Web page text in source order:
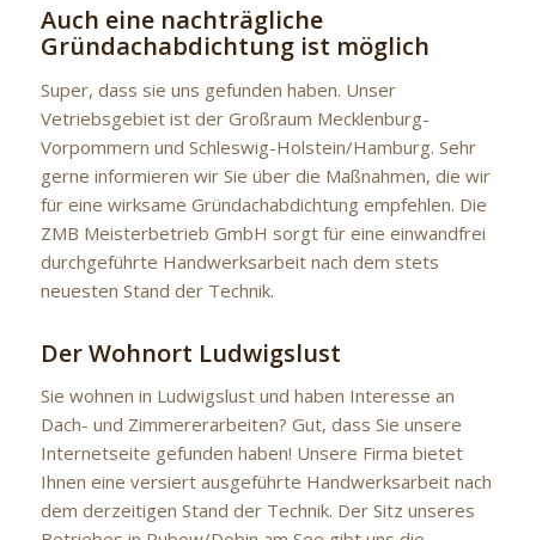
Auch eine nachträgliche
Gründachabdichtung ist möglich
Super, dass sie uns gefunden haben. Unser
Vetriebsgebiet ist der Großraum Mecklenburg-
Vorpommern und Schleswig-Holstein/Hamburg. Sehr
gerne informieren wir Sie über die Maßnahmen, die wir
für eine wirksame Gründachabdichtung empfehlen. Die
ZMB Meisterbetrieb GmbH sorgt für eine einwandfrei
durchgeführte Handwerksarbeit nach dem stets
neuesten Stand der Technik.
Der Wohnort Ludwigslust
Sie wohnen in Ludwigslust und haben Interesse an
Dach- und Zimmererarbeiten? Gut, dass Sie unsere
Internetseite gefunden haben! Unsere Firma bietet
Ihnen eine versiert ausgeführte Handwerksarbeit nach
dem derzeitigen Stand der Technik. Der Sitz unseres